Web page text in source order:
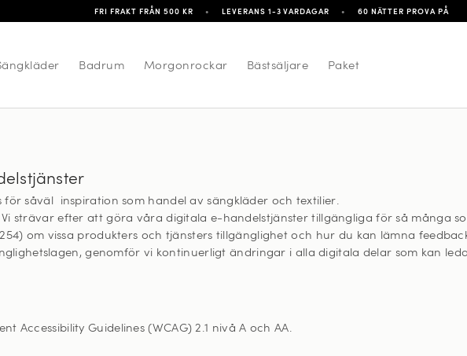
FRI FRAKT FRÅN 500 KR • LEVERANS 1-3 VARDAGAR • 60 NÄTTER PROVA PÅ
Badrum Morgonrockar Bästsäljare Paket
såväl inspiration som handel av sängkläder och textilier.
strävar efter att göra våra digitala e-handelstjänster tillgängliga för så många
om vissa produkters och tjänsters tillgänglighet och hur du kan lämna
genomför vi kontinuerligt ändringar i alla digitala delar som kan
Accessibility Guidelines (WCAG) 2.1 nivå A och AA.